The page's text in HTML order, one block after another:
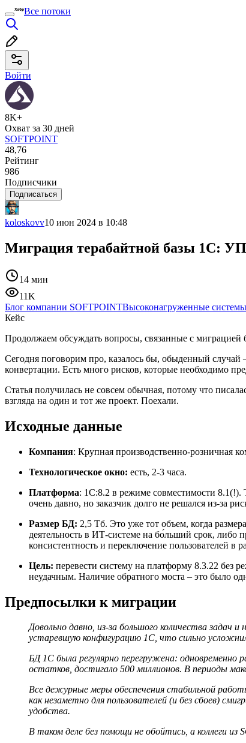
Все потоки
Войти
8K+
Охват за 30 дней
SOFTPOINT
48,76
Рейтинг
986
Подписчики
Подписаться
koloskovv10 июн 2024 в 10:48
Миграция терабайтной базы 1С:
14 мин
11K
Блог компании SOFTPOINTВысоконагруженные системы
Кейс
Продолжаем обсуждать вопросы, связанные с миграцией
Сегодня поговорим про, казалось бы, обыденный
конвертации. Есть много рисков, которые необходимо
Статья получилась не совсем обычная, потому что
взгляда на один и тот же проект. Поехали.
Исходные данные
Компания: Крупная производственно-розничная
Технологическое окно: есть, 2-3 часа.
Платформа: 1С:8.2 в режиме совместимости 8.1(!).
очень давно, но заказчик долго не решался из-за
Размер БД: 2,5 Тб. Это уже тот объем, когда
деятельность в ИТ-системе на бо́льший срок, либо
консистентность и переключение пользователей в
Цель: перевести систему на платформу 8.3.22 без
неудачным. Наличие обратного моста – это было
Предпосылки к миграции
Довольно давно, из-за большого количества
устаревшую конфигурацию 1С, что сильно
БД 1С была регулярно перегружена: одновременно
остатков, достигало 500 миллионов. В периоды
Все дежурные меры обеспечения стабильной
как незаметно для пользователей (и без сбоев)
удобства.
В таком деле без помощи не обойтись, а коллеги из